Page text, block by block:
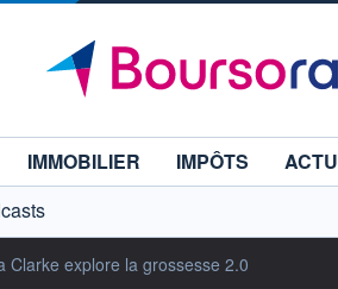
IMMOBILIER IMPÔTS ACTU
Clarke explore la grossesse 2.0